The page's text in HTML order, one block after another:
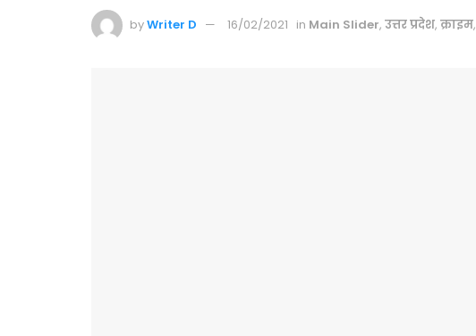
byWriter D 16/02/2021 in Main Slider, उत्तर प्रदेश, क्राइम,